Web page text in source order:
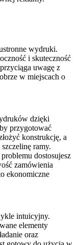
wydruki.
i skuteczność
uwagę z
w miejscach o
dzięki
przygotować
konstrukcję, a
ramy.
dostosujesz
zamówienia
ekonomiczne
intuicyjny.
elementy
oraz